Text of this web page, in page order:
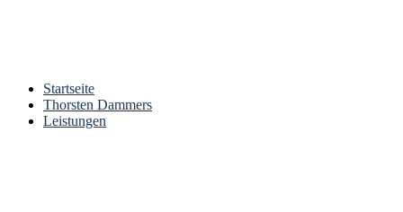
Startseite
Thorsten Dammers
Leistungen